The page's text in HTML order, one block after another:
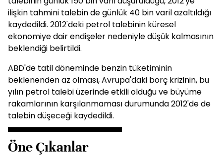
ilişkin tahmini talebin de günlük 40 bin varil azaltıldığı
kaydedildi. 2012'deki petrol talebinin küresel
ekonomiye dair endişeler nedeniyle düşük kalmasının
beklendiği belirtildi.
ABD'de tatil döneminde benzin tüketiminin
beklenenden az olması, Avrupa'daki borç krizinin, bu
yılın petrol talebi üzerinde etkili olduğu ve büyüme
rakamlarının karşılanmaması durumunda 2012'de de
talebin düşeceği kaydedildi.
Öne Çıkanlar